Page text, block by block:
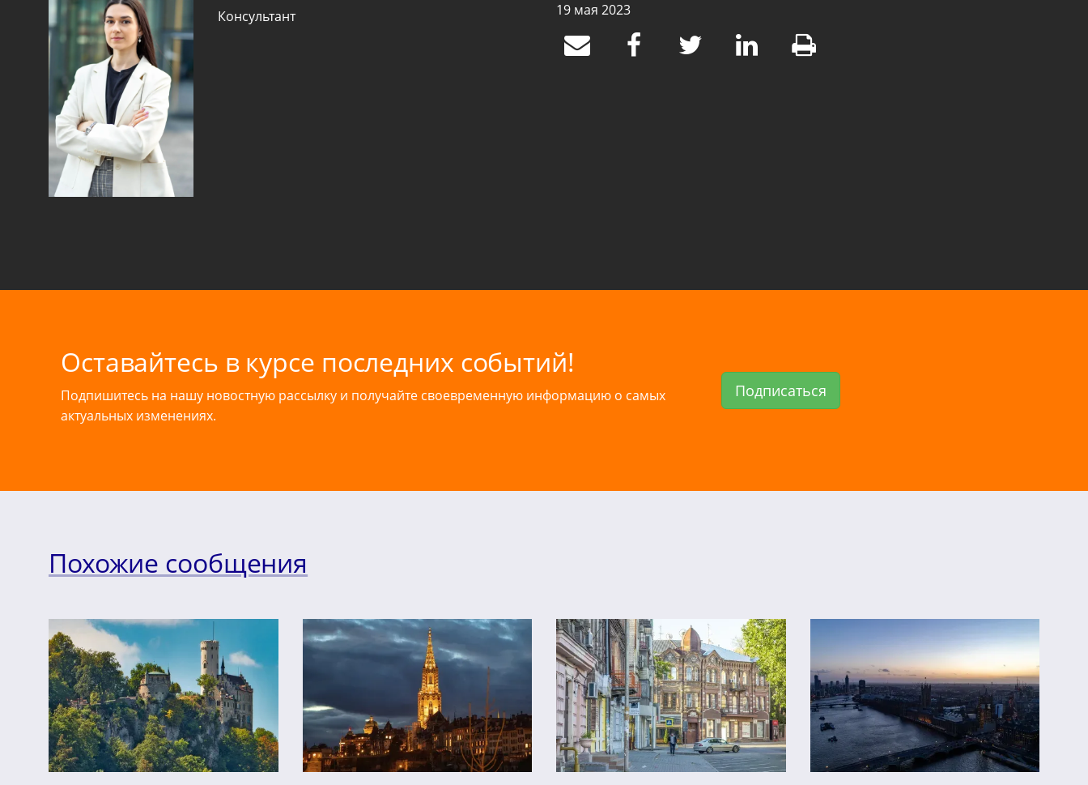
Консультант
19 мая 2023
Оставайтесь в курсе последних событий!
Подпишитесь на нашу новостную рассылку и получайте своевременную информацию о самых
актуальных изменениях.
Подписаться
Похожие сообщения